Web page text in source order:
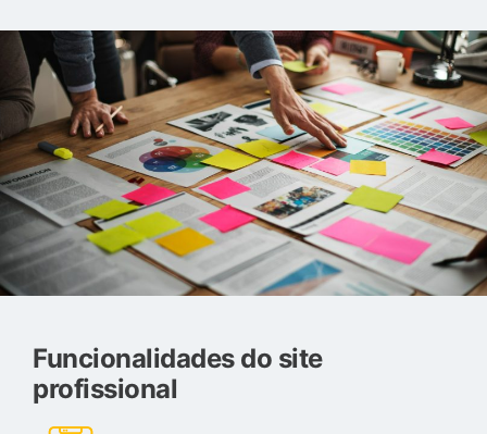
Funcionalidades do site
profissional